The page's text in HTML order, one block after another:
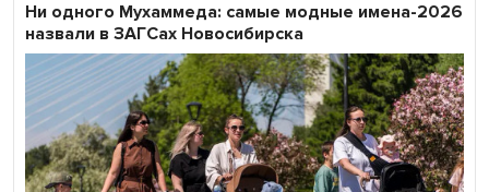
Ни одного Мухаммеда: самые модные имена-2026
назвали в ЗАГСах Новосибирска